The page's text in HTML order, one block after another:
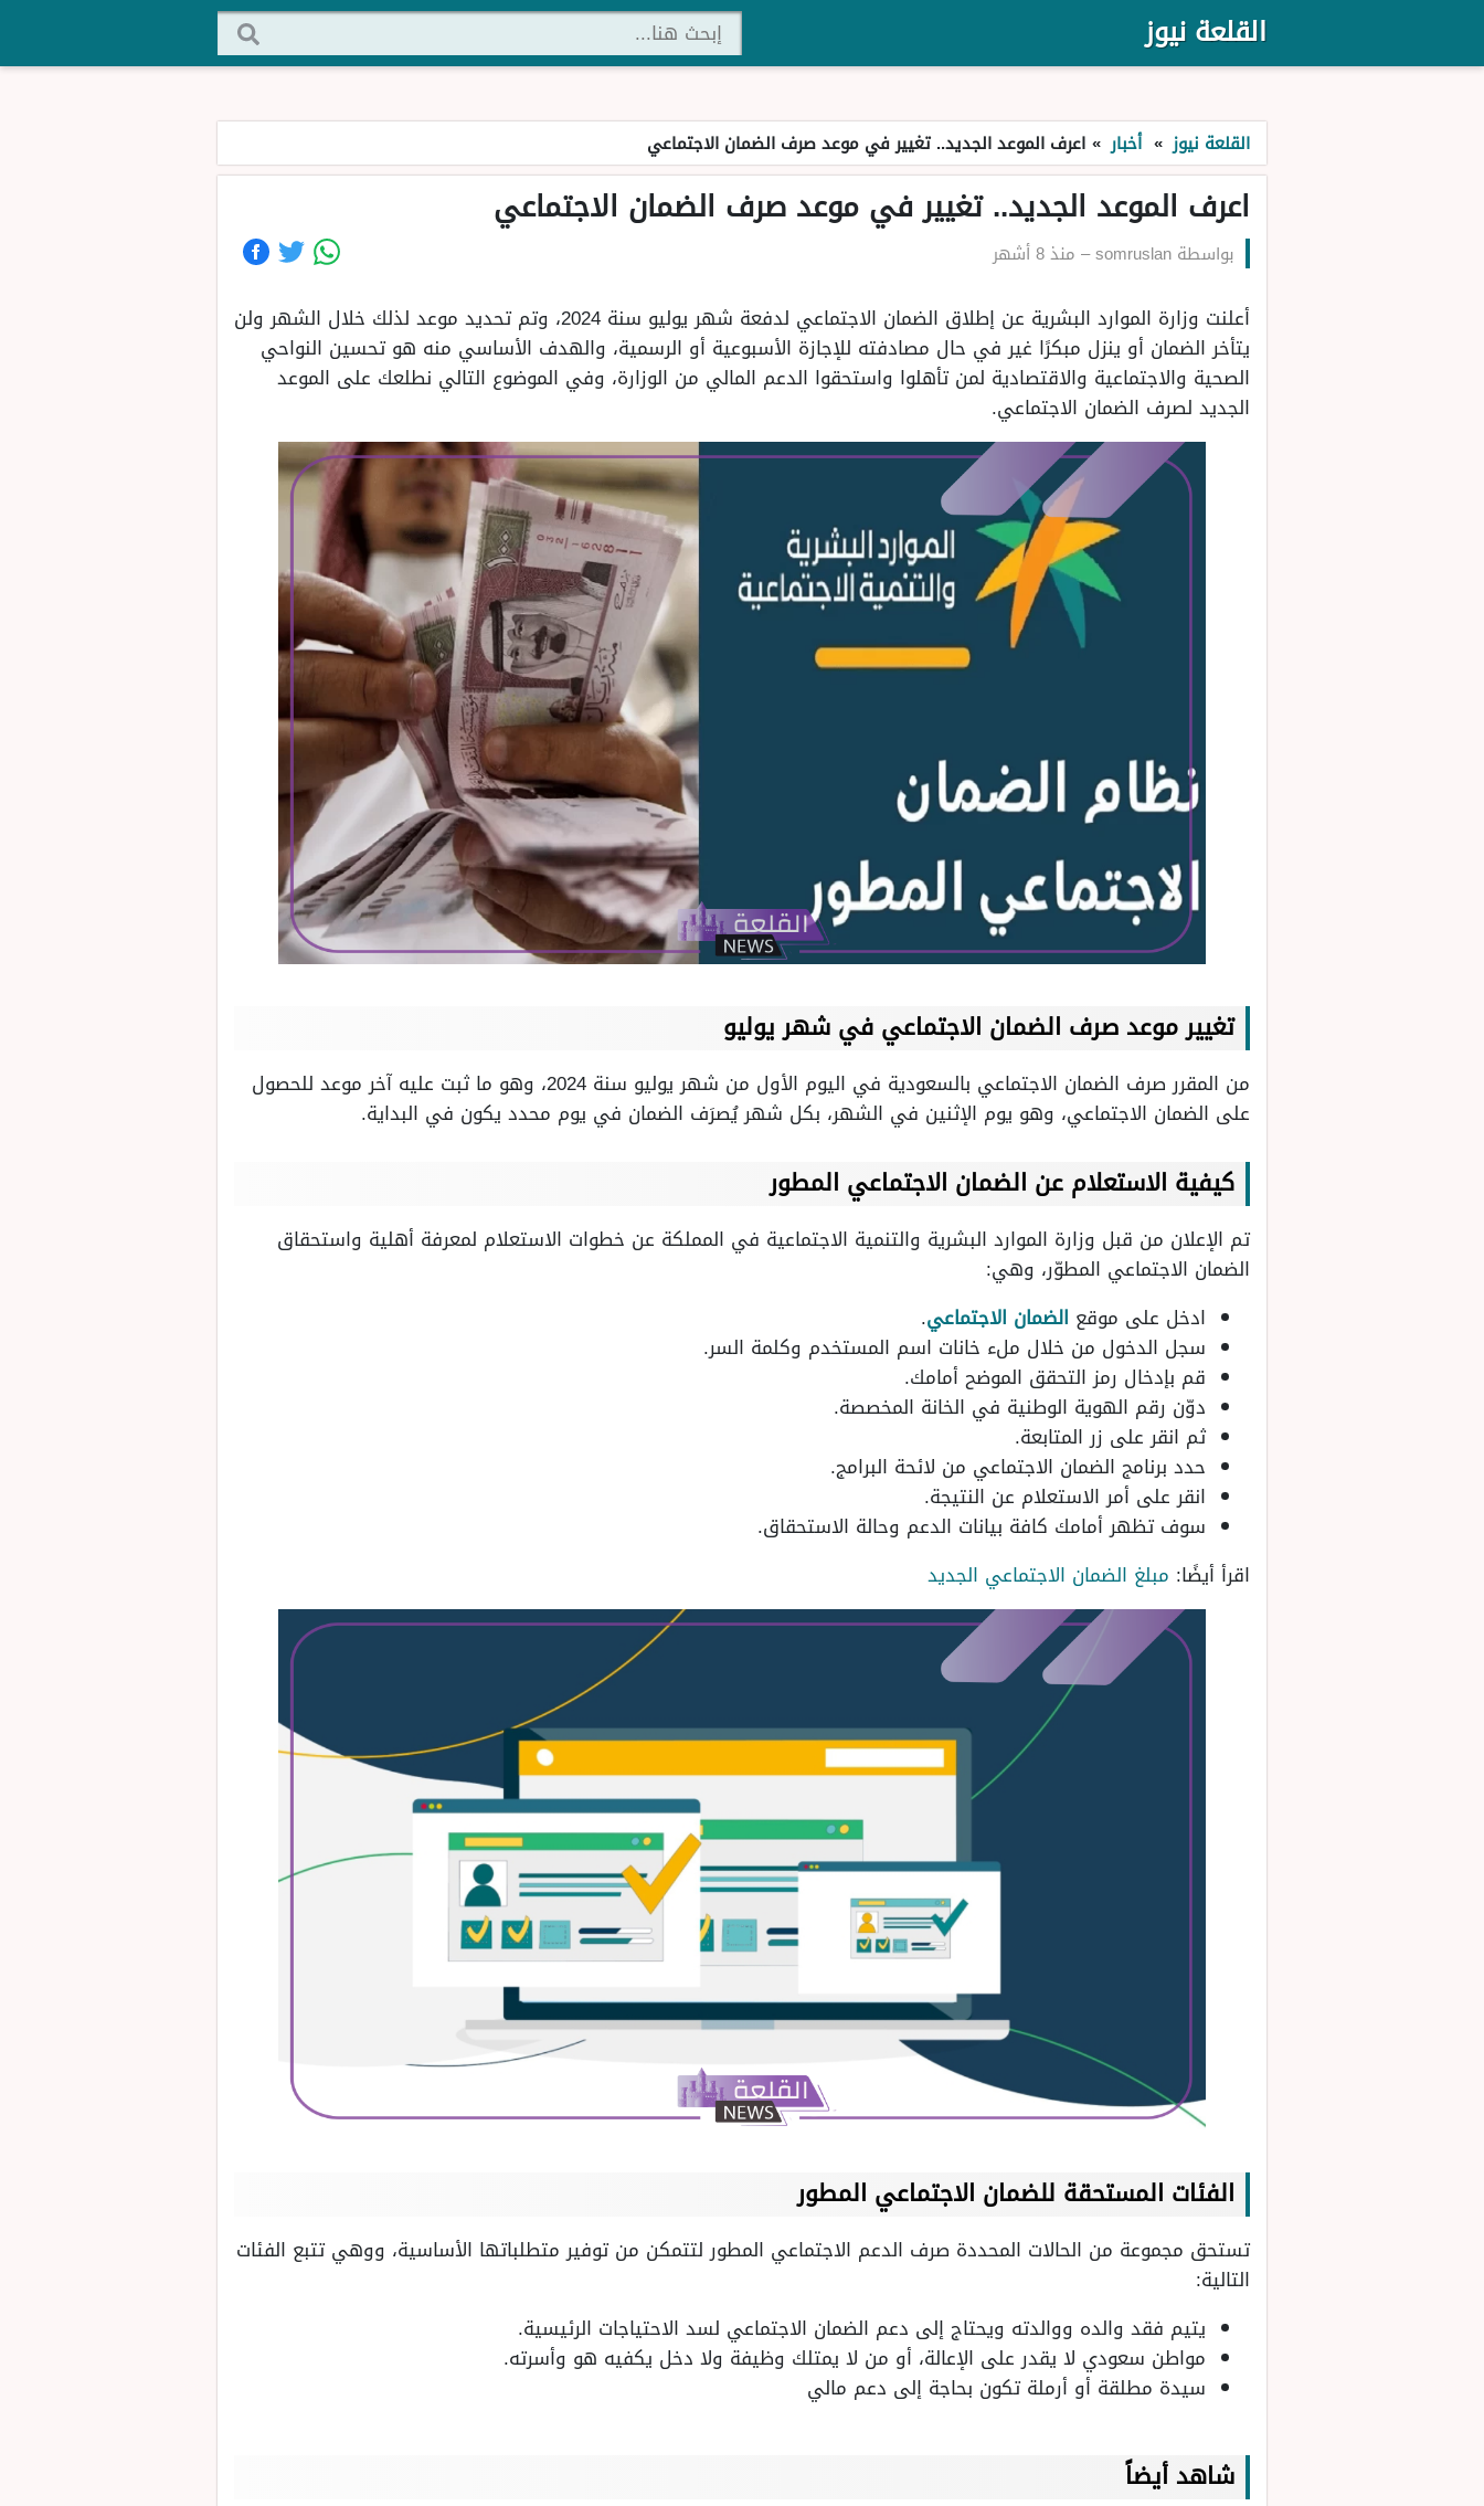
القلعة نيوز
القلعة نيوز » أخبار » اعرف الموعد الجديد.. تغيير في موعد صرف الضمان الاجتماعي
اعرف الموعد الجديد.. تغيير في موعد صرف الضمان الاجتماعي
بواسطة somruslan
– منذ 8 أشهر
أعلنت وزارة الموارد البشرية عن إطلاق الضمان الاجتماعي لدفعة شهر يوليو سنة 2024، وتم تحديد موعد لذلك خلال الشهر ولن
يتأخر الضمان أو ينزل مبكرًا غير في حال مصادفته للإجازة الأسبوعية أو الرسمية، والهدف الأساسي منه هو تحسين النواحي
الصحية والاجتماعية والاقتصادية لمن تأهلوا واستحقوا الدعم المالي من الوزارة، وفي الموضوع التالي نطلعك على الموعد
الجديد لصرف الضمان الاجتماعي.
تغيير موعد صرف الضمان الاجتماعي في شهر يوليو
من المقرر صرف الضمان الاجتماعي بالسعودية في اليوم الأول من شهر يوليو سنة 2024، وهو ما ثبت عليه آخر موعد للحصول
على الضمان الاجتماعي، وهو يوم الإثنين في الشهر، بكل شهر يُصرَف الضمان في يوم محدد يكون في البداية.
كيفية الاستعلام عن الضمان الاجتماعي المطور
تم الإعلان من قبل وزارة الموارد البشرية والتنمية الاجتماعية في المملكة عن خطوات الاستعلام لمعرفة أهلية واستحقاق
الضمان الاجتماعي المطوّر، وهي:
ادخل على موقع الضمان الاجتماعي.
سجل الدخول من خلال ملء خانات اسم المستخدم وكلمة السر.
قم بإدخال رمز التحقق الموضح أمامك.
دوّن رقم الهوية الوطنية في الخانة المخصصة.
ثم انقر على زر المتابعة.
حدد برنامج الضمان الاجتماعي من لائحة البرامج.
انقر على أمر الاستعلام عن النتيجة.
سوف تظهر أمامك كافة بيانات الدعم وحالة الاستحقاق.
اقرأ أيضًا: مبلغ الضمان الاجتماعي الجديد
الفئات المستحقة للضمان الاجتماعي المطور
تستحق مجموعة من الحالات المحددة صرف الدعم الاجتماعي المطور لتتمكن من توفير متطلباتها الأساسية، ووهي تتبع الفئات
التالية:
يتيم فقد والده ووالدته ويحتاج إلى دعم الضمان الاجتماعي لسد الاحتياجات الرئيسية.
مواطن سعودي لا يقدر على الإعالة، أو من لا يمتلك وظيفة ولا دخل يكفيه هو وأسرته.
سيدة مطلقة أو أرملة تكون بحاجة إلى دعم مالي
شاهد أيضاً